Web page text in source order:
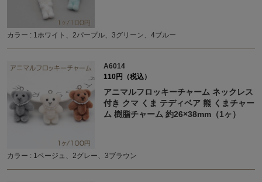
カラー : 1ホワイト、2パープル、3グリーン、4ブルー
A6014
110円（税込）
アニマルフロッキーチャーム ネックレス
付き クマ くま テディベア 熊 くまチャー
ム 樹脂チャーム 約26×38mm（1ヶ）
カラー : 1ベージュ、2グレー、3ブラウン